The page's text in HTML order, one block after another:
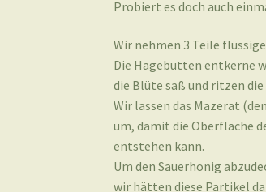
Probiert es doch auch
Wir nehmen 3 Teile
Die Hagebutten entkerne
die Blüte saß und ritzen
Wir lassen das Mazerat
um, damit die Oberfläche
entstehen kann.
Um den Sauerhonig
wir hätten diese Partikel